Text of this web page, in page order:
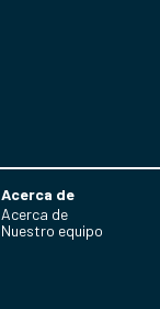
Acerca de
Acerca de
Nuestro equipo